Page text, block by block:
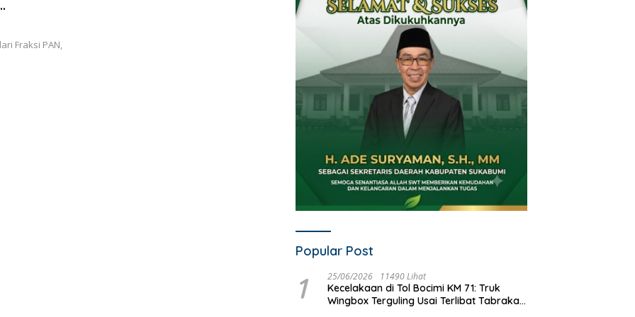
Fraksi PAN,
Popular Post
1 25/06/2026 11490 Lihat
Kecelakaan di Tol Bocimi KM 71: Truk
Wingbox Terguling Usai Terlibat Tabrakan